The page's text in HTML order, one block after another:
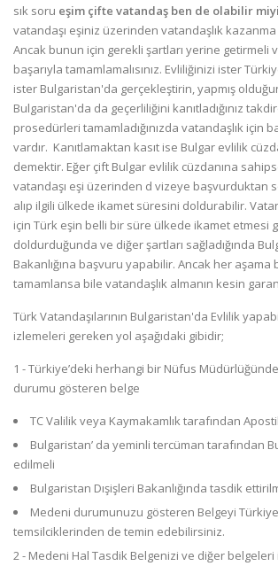
sık soru eşim çifte vatandaş ben de olabilir
vatandaşı eşiniz üzerinden vatandaşlık kazanma
Ancak bunun için gerekli şartları yerine getirmeli
başarıyla tamamlamalısınız. Evliliğinizi ister
ister Bulgaristan'da gerçekleştirin, yapmış
Bulgaristan'da da geçerliliğini kanıtladığınız
prosedürleri tamamladığınızda vatandaşlık için
vardır. Kanıtlamaktan kasıt ise Bulgar evlilik
demektir. Eğer çift Bulgar evlilik cüzdanına
vatandaşı eşi üzerinden d vizeye başvurduktan
alıp ilgili ülkede ikamet süresini doldurabilir.
için Türk eşin belli bir süre ülkede ikamet etmesi
doldurduğunda ve diğer şartları sağladığında
Bakanlığına başvuru yapabilir. Ancak her aşama
tamamlansa bile vatandaşlık almanın kesin
Türk Vatandaşılarının Bulgaristan'da Evlilik
izlemeleri gereken yol aşağıdaki gibidir;
1 - Türkiye’deki herhangi bir Nüfus
durumu gösteren belge
TC Valilik veya Kaymakamlık tarafından
Bulgaristan’ da yeminli tercüman tarafından
edilmeli
Bulgaristan Dışişleri Bakanlığında tasdik
Medeni durumunuzu gösteren Belgeyi
temsilciklerinden de temin edebilirsiniz.
2 - Medeni Hal Tasdik Belgenizi ve diğer belgeleri